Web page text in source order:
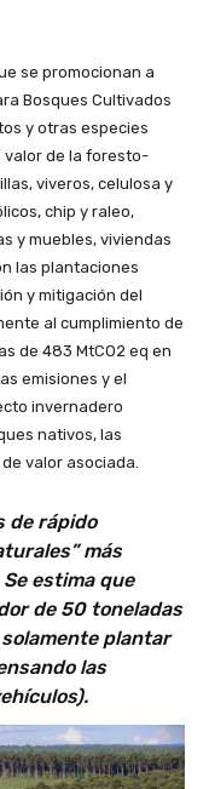
se promocionan a
Bosques Cultivados
y otras especies
valor de la foresto-
viveros, celulosa y
chip y raleo,
y muebles, viviendas
las plantaciones
y mitigación del
al cumplimiento de
de 483 MtCO2 eq en
emisiones y el
invernadero
nativos, las
valor asociada.
de rápido
más
estima que
de 50 toneladas
solamente plantar
las